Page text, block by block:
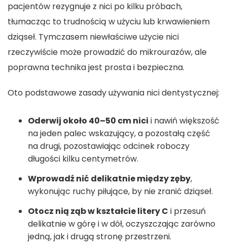
pacjentów rezygnuje z nici po kilku próbach,
tłumacząc to trudnością w użyciu lub krwawieniem
dziąseł. Tymczasem niewłaściwe użycie nici
rzeczywiście może prowadzić do mikrourazów, ale
poprawna technika jest prosta i bezpieczna.
Oto podstawowe zasady używania nici dentystycznej:
Oderwij około 40–50 cm nici i nawiń większość
na jeden palec wskazujący, a pozostałą część
na drugi, pozostawiając odcinek roboczy
długości kilku centymetrów.
Wprowadź nić delikatnie między zęby,
wykonując ruchy piłujące, by nie zranić dziąseł.
Otocz nią ząb w kształcie litery C i przesuń
delikatnie w górę i w dół, oczyszczając zarówno
jedną, jak i drugą stronę przestrzeni.